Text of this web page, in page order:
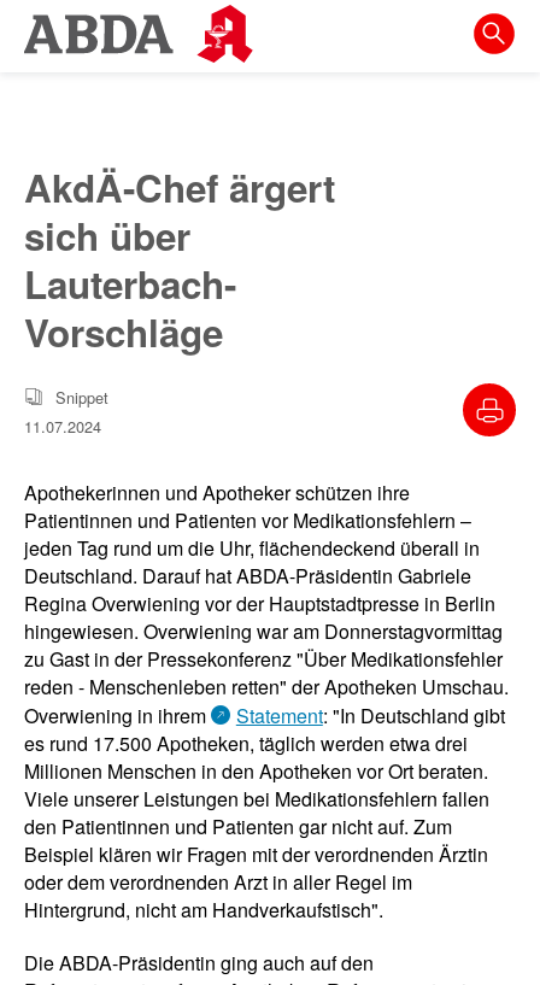
Springe
direkt
zur
Meta-
Navigation
Inhalt
zur
Suche
AkdÄ-Chef ärgert
sich über
Lauterbach-
Vorschläge
Snippet
11.07.2024
Apothekerinnen und Apotheker schützen ihre
Patientinnen und Patienten vor Medikationsfehlern –
jeden Tag rund um die Uhr, flächendeckend überall in
Deutschland. Darauf hat ABDA-Präsidentin Gabriele
Regina Overwiening vor der Hauptstadtpresse in Berlin
hingewiesen. Overwiening war am Donnerstagvormittag
zu Gast in der Pressekonferenz "Über Medikationsfehler
reden - Menschenleben retten" der Apotheken Umschau.
Overwiening in ihrem
Statement: "In Deutschland gibt
es rund 17.500 Apotheken, täglich werden etwa drei
Millionen Menschen in den Apotheken vor Ort beraten.
Viele unserer Leistungen bei Medikationsfehlern fallen
den Patientinnen und Patienten gar nicht auf. Zum
Beispiel klären wir Fragen mit der verordnenden Ärztin
oder dem verordnenden Arzt in aller Regel im
Hintergrund, nicht am Handverkaufstisch".
Die ABDA-Präsidentin ging auch auf den